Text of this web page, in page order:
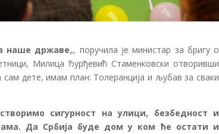
наше државе„, поручила је министар за бригу о
Милица Ђурђевић Стаменковски отворивши
дете, имам план: Толеранција и љубав за сваки
сигурност на улици, безбедност и
Да Србија буде дом у ком ће остати и